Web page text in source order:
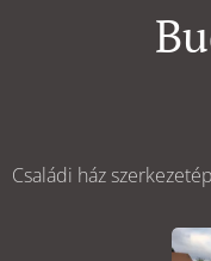
Családi ház